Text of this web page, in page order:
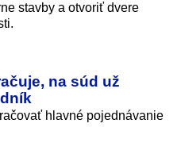
stavby a otvoriť dvere
na súd už
hlavné pojednávanie